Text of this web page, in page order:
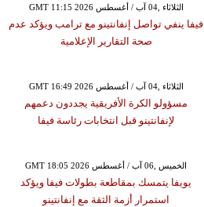
GMT 11:15 2026 الثلاثاء ,04 آب / أغسطس
فيفا ينفي تواصل إنفانتينو مع ترامب ويؤكد عدم
صحة التقارير الإعلامية
GMT 16:49 2026 الثلاثاء ,04 آب / أغسطس
مسؤولو الكرة الأفريقية يجددون دعمهم
لإنفانتينو قبل انتخابات رئاسة فيفا
GMT 18:05 2026 الخميس ,06 آب / أغسطس
يويفا يتمسك بمقاطعة بطولات فيفا ويؤكد
استمرار أزمة الثقة مع إنفانتينو